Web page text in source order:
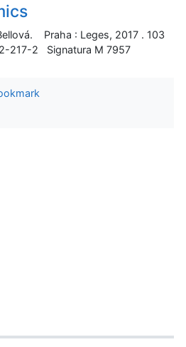
Praha : Leges, 2017 . 103
217-2 Signatura M 7957